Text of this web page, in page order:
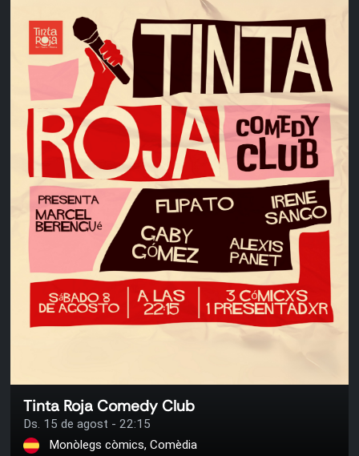
Tinta Roja Comedy Club
Ds. 15 de agost - 22:15
Monòlegs còmics, Comèdia